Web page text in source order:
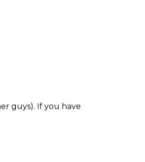
guys). If you have